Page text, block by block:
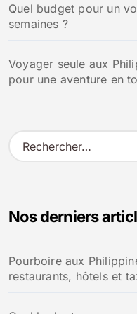
Quel budget pour un
semaines ?
Voyager seule aux
pour une aventure en
R
e
r
e
r
Nos derniers
Pourboire aux
restaurants, hôtels et